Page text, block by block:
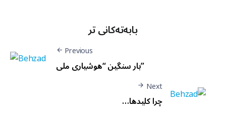
بابەتەکانی تر
Previous
بار سنگين “هوشياری ملی”
Next
چرا کليدها…